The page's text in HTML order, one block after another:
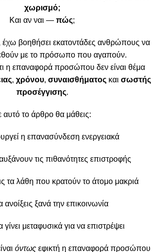
χωρισμό;
Και αν ναι — πώς;
βοηθήσει εκατοντάδες ανθρώπους να
με το πρόσωπο που αγαπούν.
η επαναφορά προσώπου δεν είναι θέμα
, χρόνου, συναισθήματος και σωστής
προσέγγισης.
αυτό το άρθρο θα μάθεις:
η επανασύνδεση ενεργειακά
τις πιθανότητες επιστροφής
τα λάθη που κρατούν το άτομο μακριά
ξανά την επικοινωνία
γίνει μεταφυσικά για να επιστρέψει
όντως εφικτή η επαναφορά προσώπου